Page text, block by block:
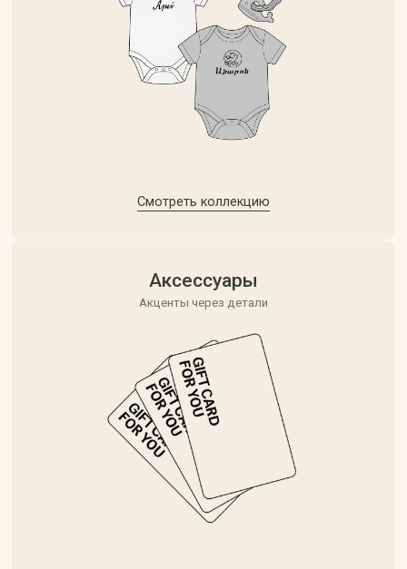
[ since 2015 ]
MLQN — это искусство превращать
Ани Меликян, основательница бренда